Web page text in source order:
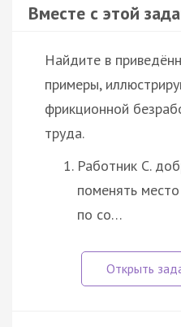
Вместе с этой
Найдите в
примеры,
фрикционной
труда.
Работник С.
поменять
по со…